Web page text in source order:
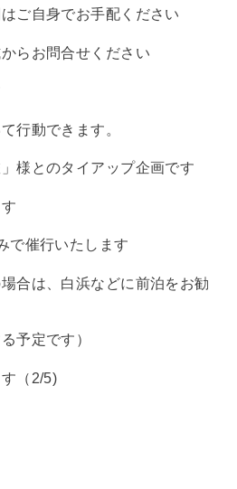
ご自身でお手配ください
らお問合せください
行動できます。
様とのタイアップ企画です
で催行いたします
合は、白浜などに前泊をお勧
予定です）
（2/5)